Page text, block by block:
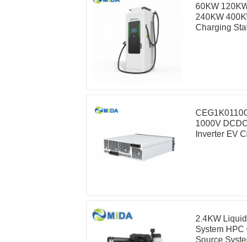
60KW
240KW
Charging
1000V
Inverter EV
2.4KW
System HPC